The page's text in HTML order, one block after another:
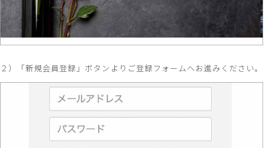
２）「新規会員登録」ボタンよりご登録フォームへお進みください。